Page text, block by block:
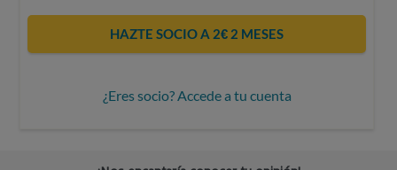
HAZTE SOCIO A 2€ 2 MESES
¿Eres socio? Accede a tu cuenta